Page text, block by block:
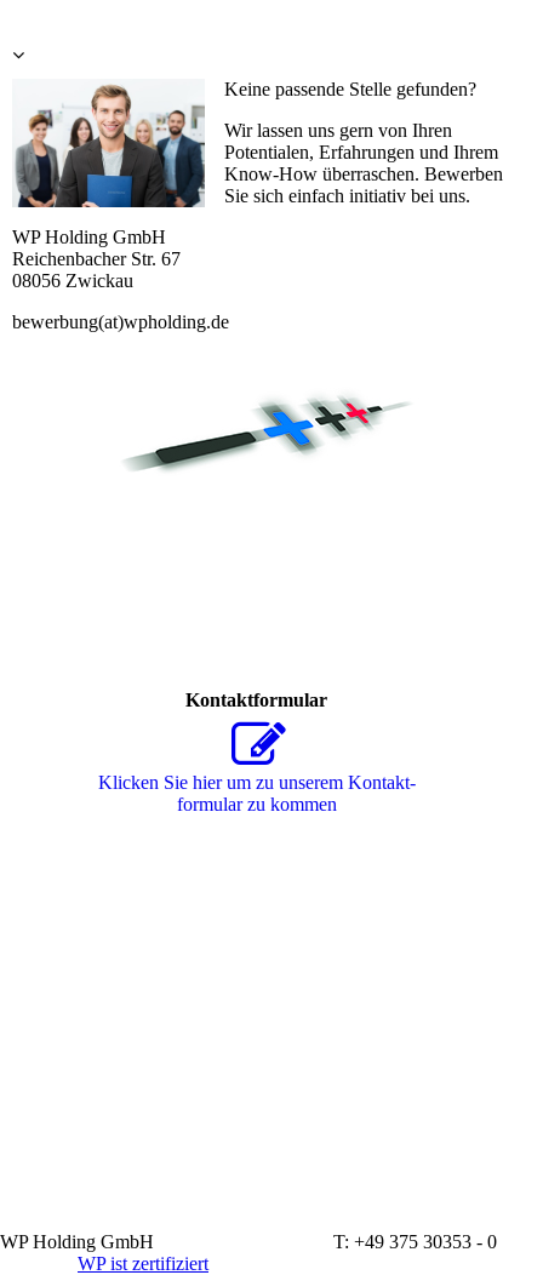
Keine passende Stelle gefunden?
Wir lassen uns gern von Ihren
Potentialen, Erfahrungen und Ihrem
Know-How überraschen. Bewerben
Sie sich einfach initiativ bei uns.
WP Holding GmbH
Reichenbacher Str. 67
08056 Zwickau
bewerbung(at)wpholding.de
Kontaktformular
Klicken Sie hier um zu unserem Kon­takt­
for­mu­lar zu kommen
WP Holding GmbH T: +49 375 30353 - 0
WP ist zertifiziert